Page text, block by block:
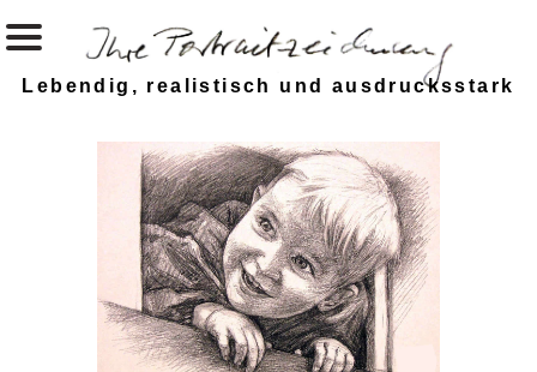
Lebendig, realistisch und ausdrucksstark